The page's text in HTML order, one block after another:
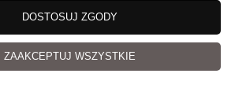
Sklep internetowy Shoper.pl
DOSTOSUJ ZGODY
ZAAKCEPTUJ WSZYSTKIE